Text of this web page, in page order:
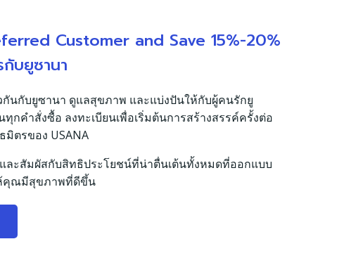
Customer and Save 15%-20%
บยูซานา
กันกับยูซานา ดูแลสุขภาพ และแบ่งปันให้กับผู้คนรักยู
ทุกคำสั่งซื้อ ลงทะเบียนเพื่อเริ่มต้นการสร้างสรรค์ครั้งต่อ
ตรของ USANA
ละสัมผัสกับสิทธิประโยชน์ที่น่าตื่นเต้นทั้งหมดที่ออกแบบ
ห้คุณมีสุขภาพที่ดีขึ้น